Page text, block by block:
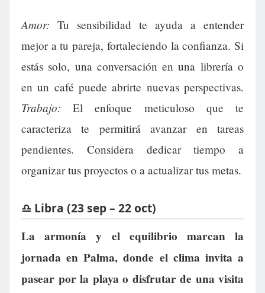
Amor: Tu sensibilidad te ayuda a entender
mejor a tu pareja, fortaleciendo la confianza. Si
estás solo, una conversación en una librería o
en un café puede abrirte nuevas perspectivas.
Trabajo: El enfoque meticuloso que te
caracteriza te permitirá avanzar en tareas
pendientes. Considera dedicar tiempo a
organizar tus proyectos o a actualizar tus metas.
♎ Libra (23 sep – 22 oct)
La armonía y el equilibrio marcan la
jornada en Palma, donde el clima invita a
pasear por la playa o disfrutar de una visita